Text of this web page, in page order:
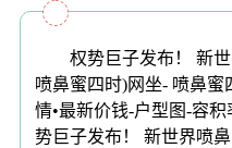
权势巨子发布！ 新世
喷鼻蜜四时)网坐- 喷鼻
情•最新价钱-户型图-容
势巨子发布！ 新世界喷